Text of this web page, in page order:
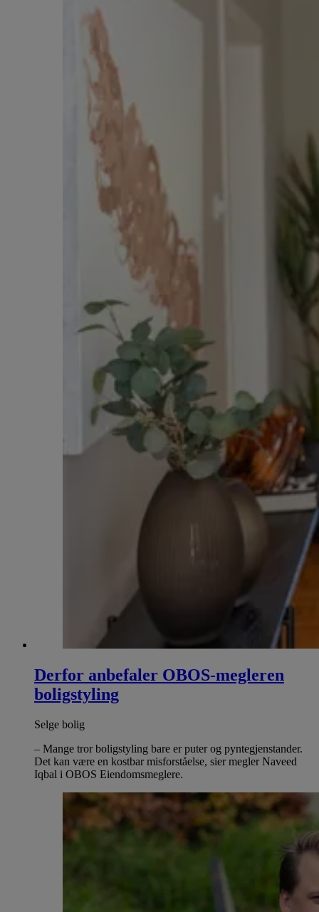
Derfor anbefaler OBOS-megleren
boligstyling
Selge bolig
– Mange tror boligstyling bare er puter og pyntegjenstander.
Det kan være en kostbar misforståelse, sier megler Naveed
Iqbal i OBOS Eiendomsmeglere.